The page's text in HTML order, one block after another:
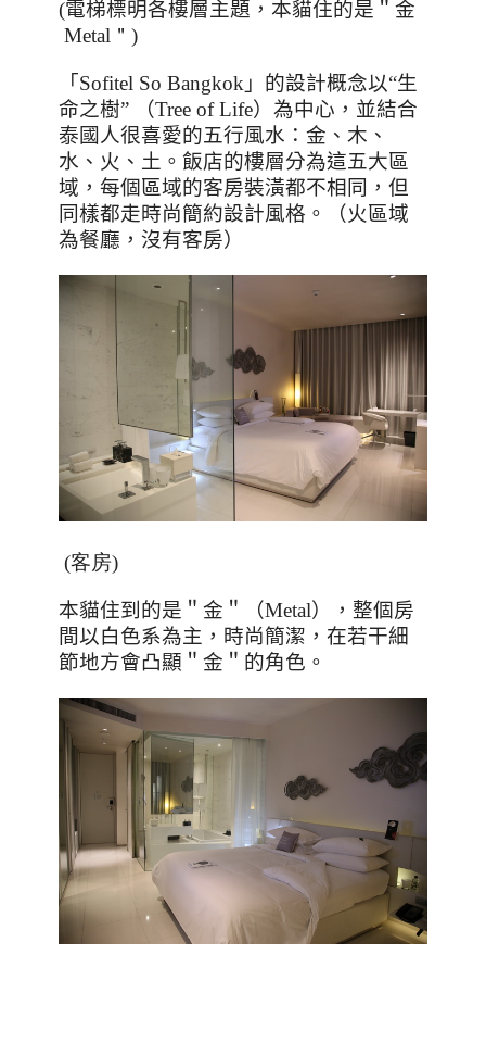
(電梯標明各樓層主題，本貓住的是＂金
Metal＂)
「 Sofitel So Bangkok 」的設計概念以“生
命之樹” （Tree of Life）為中心，並結合
泰國人很喜愛的五行風水：金、木、
水、火、土。飯店的樓層分為這五大區
域，每個區域的客房裝潢都不相同，但
同樣都走時尚簡約設計風格。（火區域
為餐廳，沒有客房）
(客房)
本貓住到的是＂金＂（Metal），整個房
間以白色系為主，時尚簡潔，在若干細
節地方會凸顯＂金＂的角色。